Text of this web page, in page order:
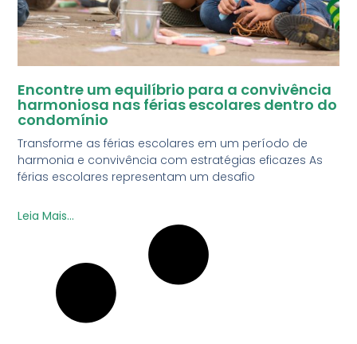
Encontre um equilíbrio para a convivência
harmoniosa nas férias escolares dentro do
condomínio
Transforme as férias escolares em um período de
harmonia e convivência com estratégias eficazes As
férias escolares representam um desafio
Leia Mais...